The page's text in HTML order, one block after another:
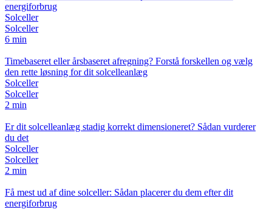
energiforbrug
Solceller
Solceller
6 min
Timebaseret eller årsbaseret afregning? Forstå forskellen og vælg
den rette løsning for dit solcelleanlæg
Solceller
Solceller
2 min
Er dit solcelleanlæg stadig korrekt dimensioneret? Sådan vurderer
du det
Solceller
Solceller
2 min
Få mest ud af dine solceller: Sådan placerer du dem efter dit
energiforbrug